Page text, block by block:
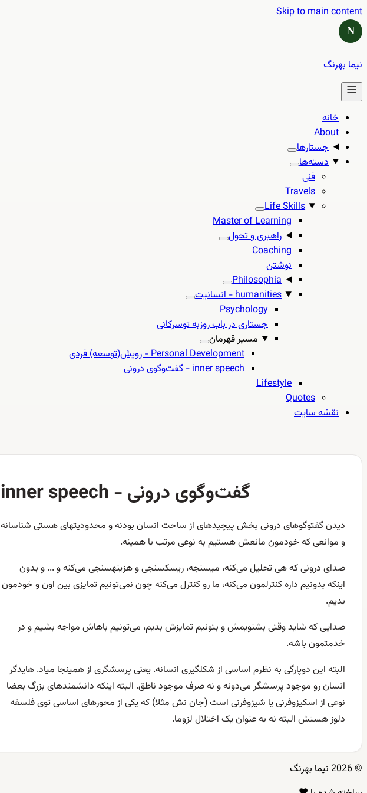
Skip to main content
N
نیما بهرنگ
خانه
About
جستارها
دسته‌ها
فنی
Travels
Life Skills
Master of Learning
راهبری و تحول
Coaching
نوشتن
Philosophia
humanities - انسانیت
Psychology
جستاری در باب روزبه توسرکانی
مسیر قهرمان
Personal Development - رویش(توسعه) فردی
inner speech - گفت‌وگوی درونی
Lifestyle
Quotes
نقشه سایت
inner speech - گفت‌وگوی درونی
دیدن گفتوگوهای درونی بخش پیچیدهای از ساحت انسان بودنه و محدودیتهای هستی شناسانه
و موانعی که خودمون مانعش هستیم به نوعی مرتب با همینه.
صدای درونی که هی تحلیل می‌کنه، میسنجه، ریسکسنجی و هزینهسنجی می‌کنه و ... و بدون
اینکه بدونیم داره کنترلمون می‌کنه، ما رو کنترل می‌کنه چون نمی‌تونیم تمایزی بین اون و خودمون
بدیم.
صدایی که شاید وقتی بشنویمش و بتونیم تمایزش بدیم، می‌تونیم باهاش مواجه بشیم و در
خدمتمون باشه.
البته این دوپارگی به نظرم اساسی از شکلگیری انسانه. یعنی پرسشگری از همینجا میاد. هایدگر
انسان رو موجود پرسشگر می‌دونه و نه صرف موجود ناطق. البته اینکه دانشمندهای بزرگ بعضا
نوعی از اسکیزوفرنی یا شیزوفرنی است (جان نش مثلا) که یکی از محورهای اساسی توی فلسفه
دلوز هستش البته نه به عنوان یک اختلال لزوما.
© 2026 نیما بهرنگ